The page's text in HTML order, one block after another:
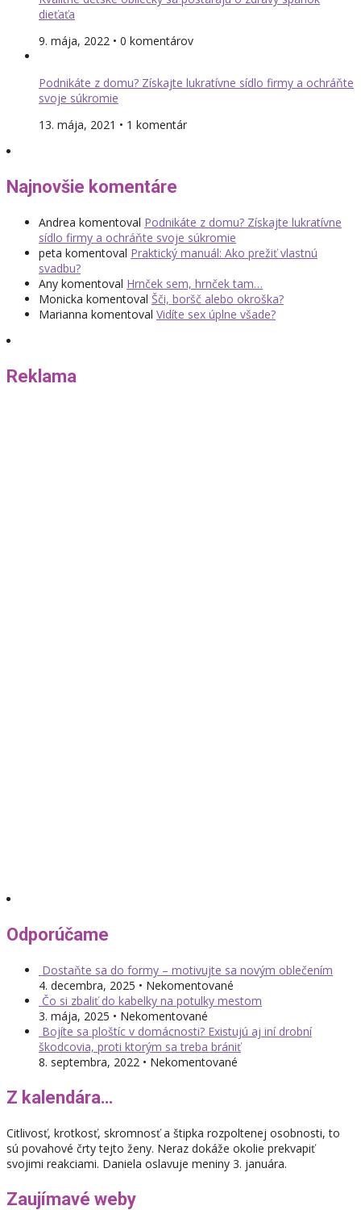
dieťaťa
9. mája, 2022 • 0 komentárov
Podnikáte z domu? Získajte lukratívne sídlo firmy a ochráňte
svoje súkromie
13. mája, 2021 • 1 komentár
Najnovšie komentáre
Andrea komentoval Podnikáte z domu? Získajte lukratívne
sídlo firmy a ochráňte svoje súkromie
peta komentoval Praktický manuál: Ako prežiť vlastnú
svadbu?
Any komentoval Hrnček sem, hrnček tam…
Monicka komentoval Šči, boršč alebo okroška?
Marianna komentoval Vidíte sex úplne všade?
Reklama
Odporúčame
Dostaňte sa do formy – motivujte sa novým oblečením
4. decembra, 2025 • Nekomentované
Čo si zbaliť do kabelky na potulky mestom
3. mája, 2025 • Nekomentované
Bojíte sa ploštíc v domácnosti? Existujú aj iní drobní
škodcovia, proti ktorým sa treba brániť
8. septembra, 2022 • Nekomentované
Z kalendára…
Citlivosť, krotkosť, skromnosť a štipka rozpoltenej osobnosti, to
sú povahové črty tejto ženy. Neraz dokáže okolie prekvapiť
svojimi reakciami. Daniela oslavuje meniny 3. januára.
Zaujímavé weby